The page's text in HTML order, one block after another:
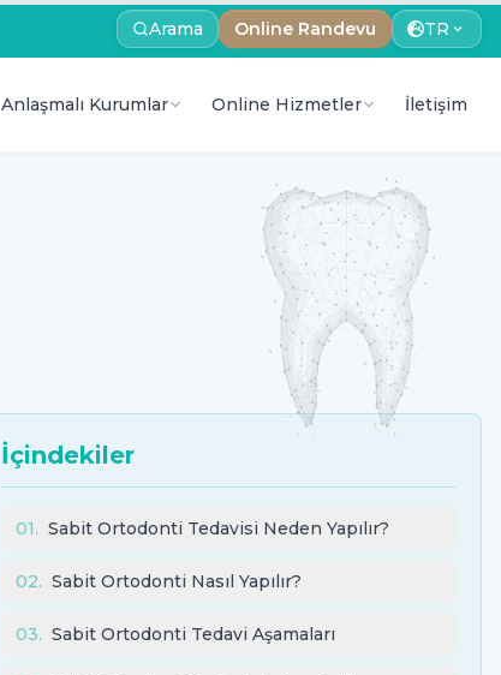
Arama Online Randevu TR
Anlaşmalı Kurumlar Online Hizmetler İletişim
İçindekiler
01. Sabit Ortodonti Tedavisi Neden Yapılır?
02. Sabit Ortodonti Nasıl Yapılır?
03. Sabit Ortodonti Tedavi Aşamaları